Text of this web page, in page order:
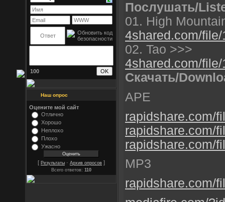
100
Наш опрос
Оцените мой сайт
Отлично
Хорошо
Неплохо
Плохо
Ужасно
[ Результаты · Архив опросов ]
Всего ответов: 110
Послушать/
01. High
4shared.com/
02. Tao >>>
4shared.com/
Скачать/
APE
rapidshare.com/
rapidshare.com/
rapidshare.com/
MP3
rapidshare.com/